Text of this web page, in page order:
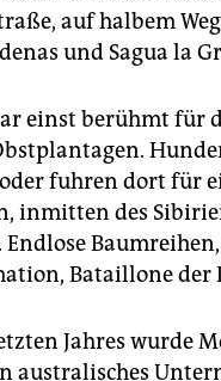
auf halbem
und Sagua la
einst berühmt für
fuhren dort für
inmitten des
Bataillone der
Jahres wurde
australisches